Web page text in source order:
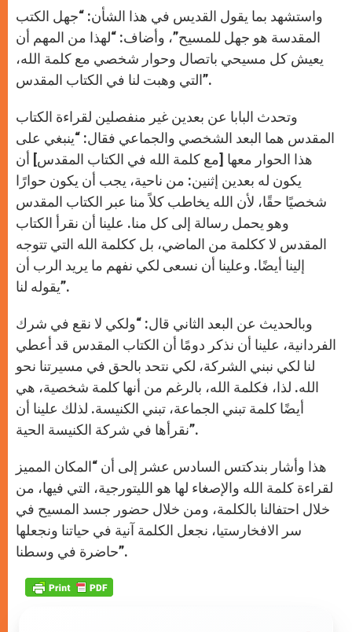
واستشهد بما يقول القديس في هذا الشأن: “جهل الكتب
المقدسة هو جهل للمسيح”، وأضاف: “لهذا من المهم أن
يعيش كل مسيحي باتصال وحوار شخصي مع كلمة الله،
التي وهبت لنا في الكتاب المقدس”.
وتحدث البابا عن بعدين غير منفصلين لقراءة الكتاب
المقدس هما البعد الشخصي والجماعي فقال: “ينبغي على
هذا الحوار معها [مع كلمة الله في الكتاب المقدس] أن
يكون له بعدين إثنين: من ناحية، يجب أن يكون حوارًا
شخصيًا حقًا، لأن الله يخاطب كلاً منا عبر الكتاب المقدس
وهو يحمل رسالة إلى كل منا. علينا أن نقرأ الكتاب
المقدس لا ككلمة من الماضي، بل ككلمة الله التي تتوجه
إلينا أيضًا. وعلينا أن نسعى لكي نفهم ما يريد الرب أن
يقوله لنا”.
وبالحديث عن البعد الثاني قال: “ولكي لا نقع في شرك
الفردانية، علينا أن نذكر دومًا أن الكتاب المقدس قد أعطي
لنا لكي نبني الشركة، لكي نتحد بالحق في مسيرتنا نحو
الله. لذا، فكلمة الله، بالرغم من أنها كلمة شخصية، هي
أيضًا كلمة تبني الجماعة، تبني الكنيسة. لذلك علينا أن
نقرأها في شركة الكنيسة الحية”.
هذا وأشار بندكتس السادس عشر إلى أن “المكان المميز
لقراءة كلمة الله والإصغاء لها هو الليتورجية، التي فيها، من
خلال احتفالنا بالكلمة، ومن خلال حضور جسد المسيح في
سر الافخارستيا، نجعل الكلمة آنية في حياتنا ونجعلها
حاضرة في وسطنا”.